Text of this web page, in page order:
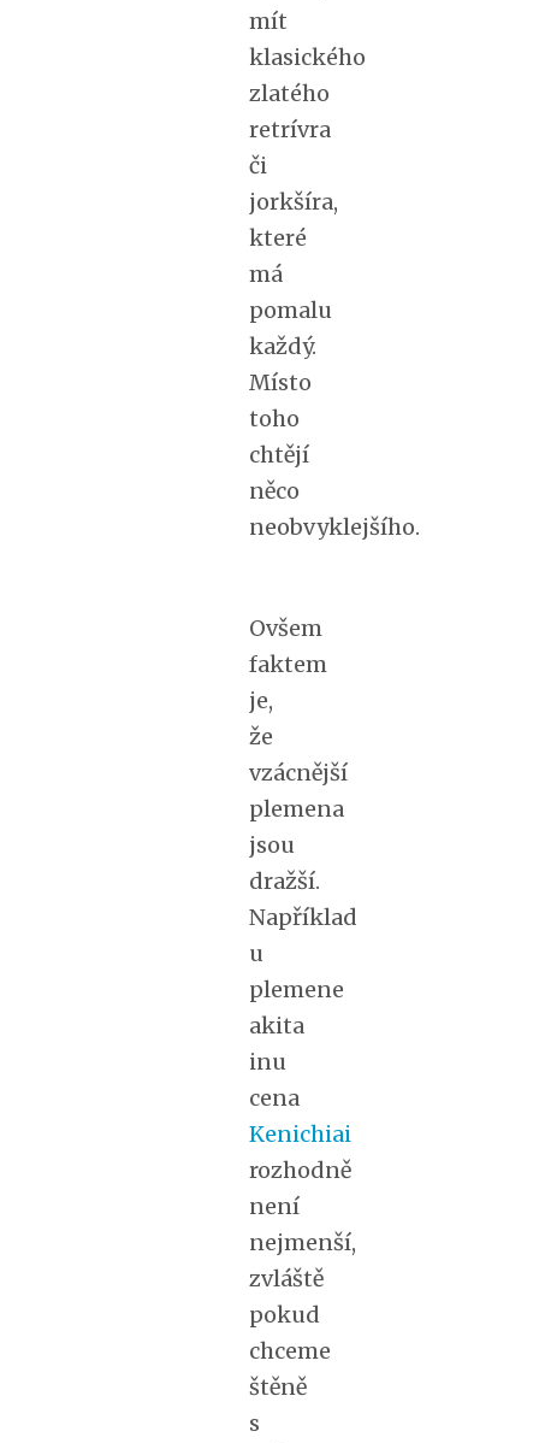
mít
klasického
zlatého
retrívra
či
jorkšíra,
které
má
pomalu
každý.
Místo
toho
chtějí
něco
neobvyklejšího.
Ovšem
faktem
je,
že
vzácnější
plemena
jsou
dražší.
Například
u
plemene
akita
inu
cena
Kenichiai
rozhodně
není
nejmenší,
zvláště
pokud
chceme
štěně
s